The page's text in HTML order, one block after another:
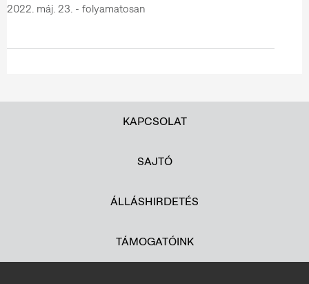
2022. máj. 23. - folyamatosan
KAPCSOLAT
SAJTÓ
ÁLLÁSHIRDETÉS
TÁMOGATÓINK